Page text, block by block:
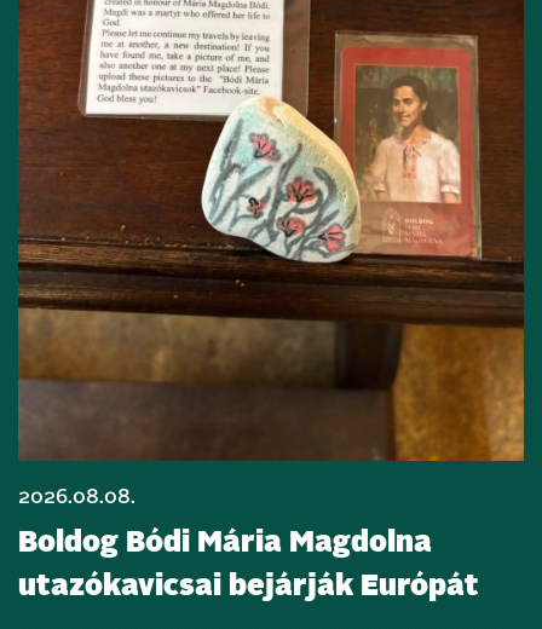
2026.08.08.
Boldog Bódi Mária Magdolna
utazókavicsai bejárják Európát